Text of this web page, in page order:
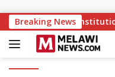
Breaking News
Government